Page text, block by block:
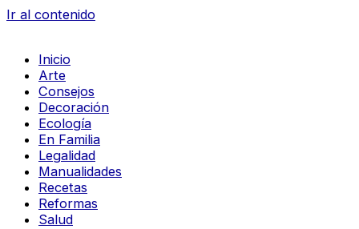
Ir al contenido
Inicio
Arte
Consejos
Decoración
Ecología
En Familia
Legalidad
Manualidades
Recetas
Reformas
Salud